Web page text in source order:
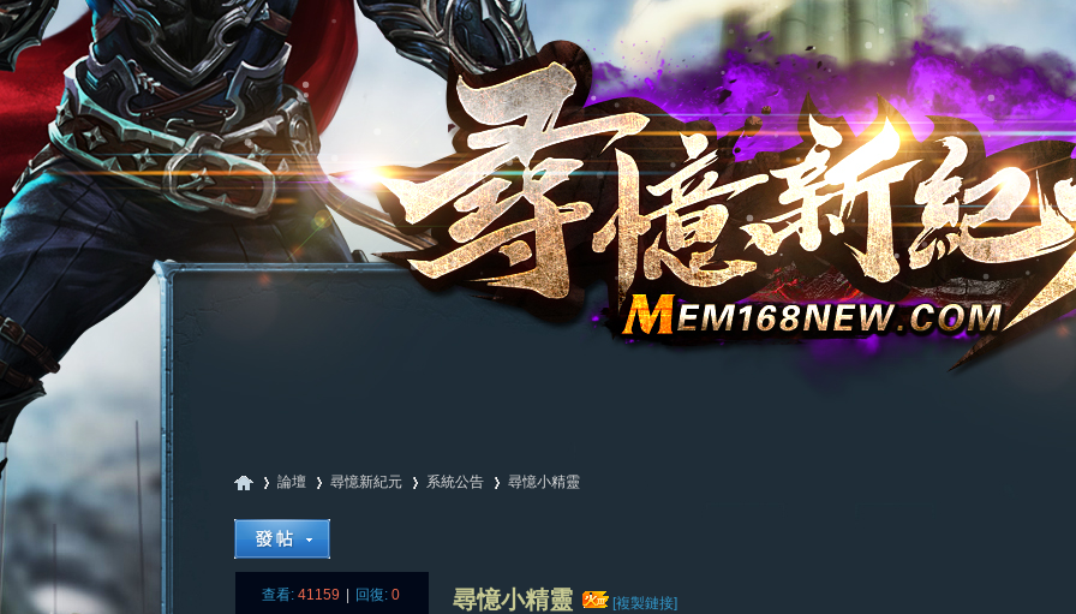
論壇
›
尋憶新紀元 系統公告
›
尋憶小精靈
查看: 41159 回復: 0 尋憶小精靈 [複製鏈接]